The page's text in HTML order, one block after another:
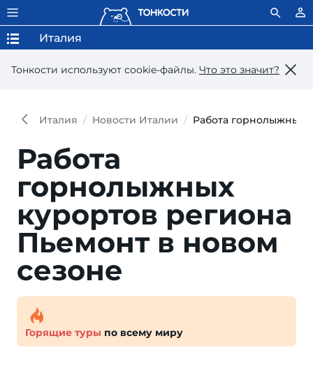
Тонкости используют сookie-файлы. Что это значит?
Италия
Италия Новости Италии Работа горнолыжных
Работа
горнолыжных
курортов региона
Пьемонт в новом
сезоне
Горящие туры по всему миру